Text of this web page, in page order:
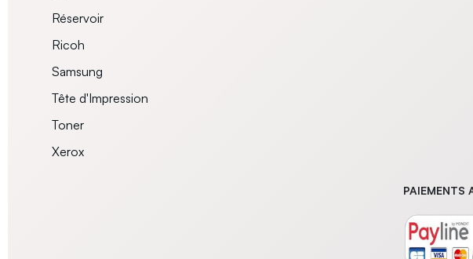
Réservoir
Ricoh
Samsung
Tête d'Impression
Toner
Xerox
PAIEMENTS